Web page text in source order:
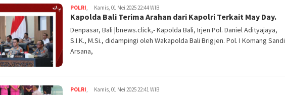
POLRI, Kamis, 01 Mei 2025 22:44 WIB
Kapolda Bali Terima Arahan dari Kapolri Terkait May Day.
Denpasar, Bali |bnews.click,- Kapolda Bali, Irjen Pol. Daniel Adityajaya,
S.I.K., M.Si., didampingi oleh Wakapolda Bali Brigjen. Pol. I Komang Sandi
Arsana,
POLRI, Kamis, 01 Mei 2025 22:41 WIB